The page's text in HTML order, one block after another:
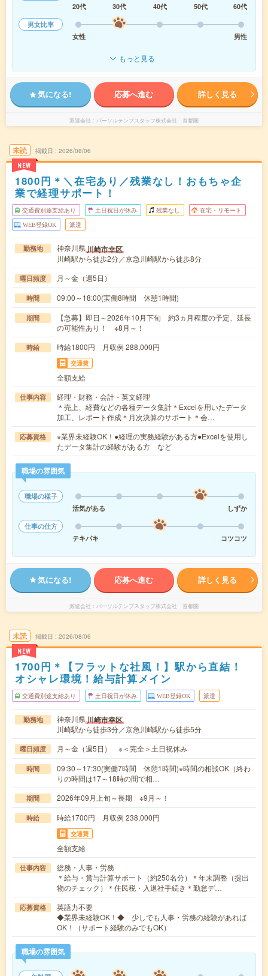
20代
30代 40代 50代
60代
男女比率
女性
男性
もっと見る
気になる! 応募へ進む 詳しく見る
派遣会社 パーソルテンプスタッフ株式会社 首都圏
未読
NEW
掲載日 2026/08/06
1800円＊＼在宅あり／残業なし！おもちゃ企
業で経理サポート！
交通費別途支給あり 土日祝日が休み 残業なし 在宅・リモート
WEB登録OK 派遣
勤務地 神奈川県川崎市幸区
川崎駅から徒歩2分／京急川崎駅から徒歩8分
曜日頻度 月～金（週5日）
時間 09:00～18:00(実働8時間 休憩1時間)
期間
【急募】即日～2026年10月下旬 約3ヵ月程度の予定、延長
の可能性あり！ ※8月～！
時給 時給1800円 月収例 288,000円
交通費
全額支給
仕事内容
経理・財務・会計・英文経理
＊売上、経費などの各種データ集計＊Excelを用いたデータ
加工、レポート作成＊月次決算のサポート＊会…
応募資格
※業界未経験OK！●経理の実務経験がある方●Excelを使用し
たデータ集計の経験がある方 など
職場の雰囲気
職場の様子
活気がある
しずか
仕事の仕方
テキパキ
コツコツ
気になる! 応募へ進む 詳しく見る
派遣会社 パーソルテンプスタッフ株式会社 首都圏
未読
NEW
掲載日 2026/08/06
1700円＊【フラットな社風！】駅から直結！
オシャレ環境！給与計算メイン
交通費別途支給あり 土日祝日が休み WEB登録OK 派遣
勤務地 神奈川県川崎市幸区
川崎駅から徒歩3分／京急川崎駅から徒歩5分
曜日頻度 月～金（週5日） ※＜完全＞土日祝休み
時間
09:30～17:30(実働7時間 休憩1時間)※時間の相談OK（終わ
りの時間は17～18時の間で相…
期間 2026年09月上旬～長期 ※9月～！
時給 時給1700円 月収例 238,000円
交通費
全額支給
仕事内容
総務・人事・労務
＊給与・賞与計算サポート（約250名分）＊年末調整（提出
物のチェック）＊住民税・入退社手続き＊勤怠デ…
応募資格
英語力不要
◆業界未経験OK！◆ 少しでも人事・労務の経験があれば
OK！（サポート経験のみでもOK）
職場の雰囲気